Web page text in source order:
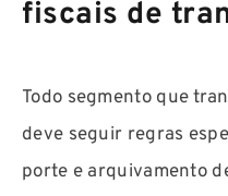
fiscais de
Todo segmento que
deve seguir regras
porte e arquivamento